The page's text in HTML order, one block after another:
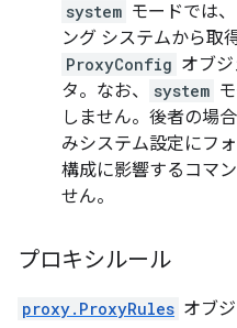
system モードでは
ング システムから取
ProxyConfig オブ
タ。なお、
system
しません。後者の場
みシステム設定にフ
構成に影響するコマ
せん。
プロキシルール
proxy.ProxyRules オブ